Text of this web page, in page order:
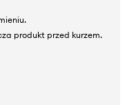
produkt przed kurzem.